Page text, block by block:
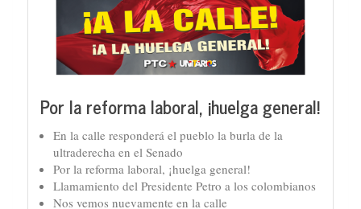
Por la reforma laboral, ¡huelga general!
En la calle responderá el pueblo la burla de la
ultraderecha en el Senado
Por la reforma laboral, ¡huelga general!
Llamamiento del Presidente Petro a los colombianos
Nos vemos nuevamente en la calle